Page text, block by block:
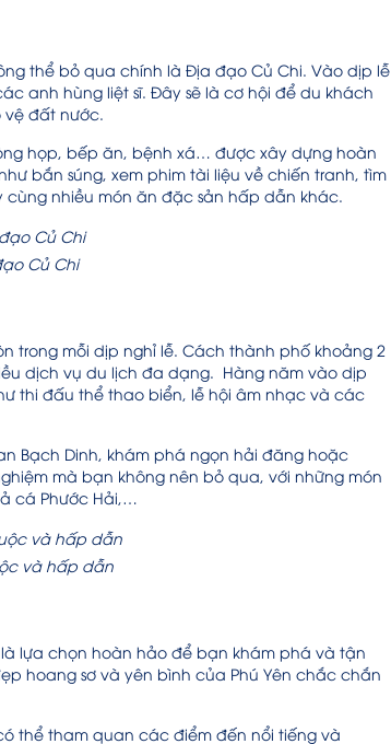
thể bỏ qua chính là Địa đạo Củ Chi. Vào dịp lễ
anh hùng liệt sĩ. Đây sẽ là cơ hội để du khách
đất nước.
họp, bếp ăn, bệnh xá… được xây dựng hoàn
bắn súng, xem phim tài liệu về chiến tranh, tìm
nhiều món ăn đặc sản hấp dẫn khác.
Củ Chi
trong mỗi dịp nghỉ lễ. Cách thành phố khoảng 2
dịch vụ du lịch đa dạng. Hàng năm vào dịp
thi đấu thể thao biển, lễ hội âm nhạc và các
Bạch Dinh, khám phá ngọn hải đăng hoặc
mà bạn không nên bỏ qua, với những món
cá Phước Hải,…
và hấp dẫn
lựa chọn hoàn hảo để bạn khám phá và tận
hoang sơ và yên bình của Phú Yên chắc chắn
thể tham quan các điểm đến nổi tiếng và